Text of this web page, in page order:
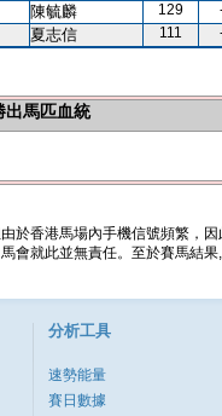
陳毓麟 129
夏志信 111
出馬匹血統
於香港馬場內手機信號頻繁，
就此並無責任。至於賽馬結果
分析工具
速勢能量
賽日數據